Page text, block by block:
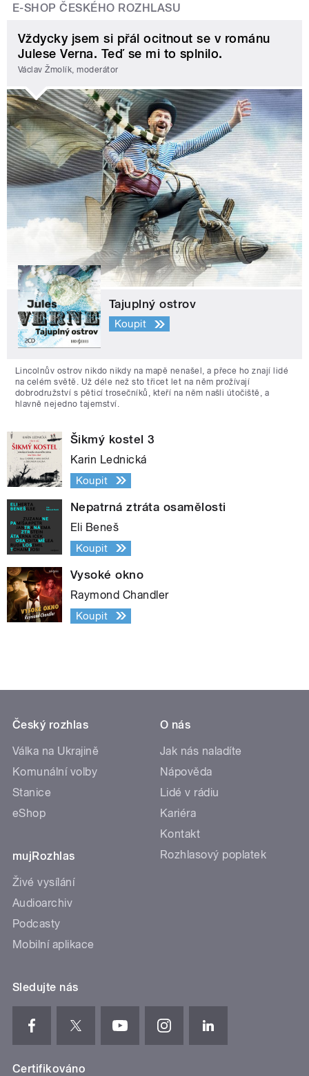
E-SHOP ČESKÉHO ROZHLASU
Vždycky jsem si přál ocitnout se v románu
Julese Verna. Teď se mi to splnilo.
Václav Žmolík, moderátor
Tajuplný ostrov
Koupit
Lincolnův ostrov nikdo nikdy na mapě nenašel, a přece ho znají lidé
na celém světě. Už déle než sto třicet let na něm prožívají
dobrodružství s pěticí trosečníků, kteří na něm našli útočiště, a
hlavně nejedno tajemství.
Šikmý kostel 3
Karin Lednická
Koupit
Nepatrná ztráta osamělosti
Eli Beneš
Koupit
Vysoké okno
Raymond Chandler
Koupit
Český rozhlas
Válka na Ukrajině
Komunální volby
Stanice
eShop
mujRozhlas
Živé vysílání
Audioarchiv
Podcasty
Mobilní aplikace
O nás
Jak nás naladíte
Nápověda
Lidé v rádiu
Kariéra
Kontakt
Rozhlasový poplatek
Sledujte nás
Certifikováno